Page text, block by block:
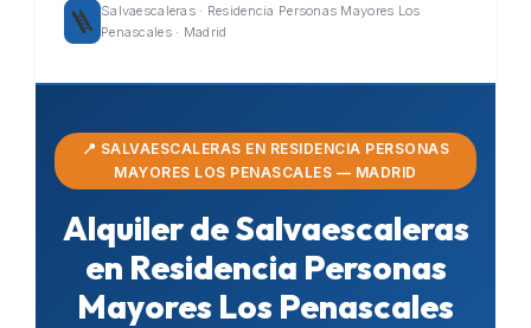
🪜 Salvaescaleras · Residencia Personas Mayores Los
Penascales · Madrid
📍 SALVAESCALERAS EN RESIDENCIA PERSONAS
MAYORES LOS PENASCALES — MADRID
Alquiler de Salvaescaleras
en Residencia Personas
Mayores Los Penascales